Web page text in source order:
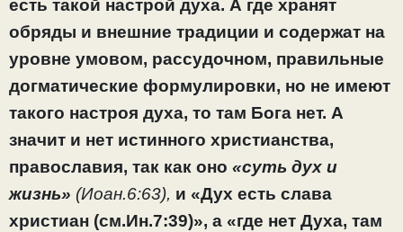
есть такой настрой духа. А где хранят
обряды и внешние традиции и содержат на
уровне умовом, рассудочном, правильные
догматические формулировки, но не имеют
такого настроя духа, то там Бога нет. А
значит и нет истинного христианства,
православия, так как оно «суть дух и
жизнь» (Иоан.6:63), и «Дух есть слава
христиан (см.Ин.7:39)», а «где нет Духа, там